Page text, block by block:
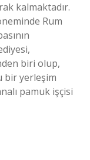
kalmaktadır.
Rum
biri olup,
bir yerleşim
pamuk işçisi